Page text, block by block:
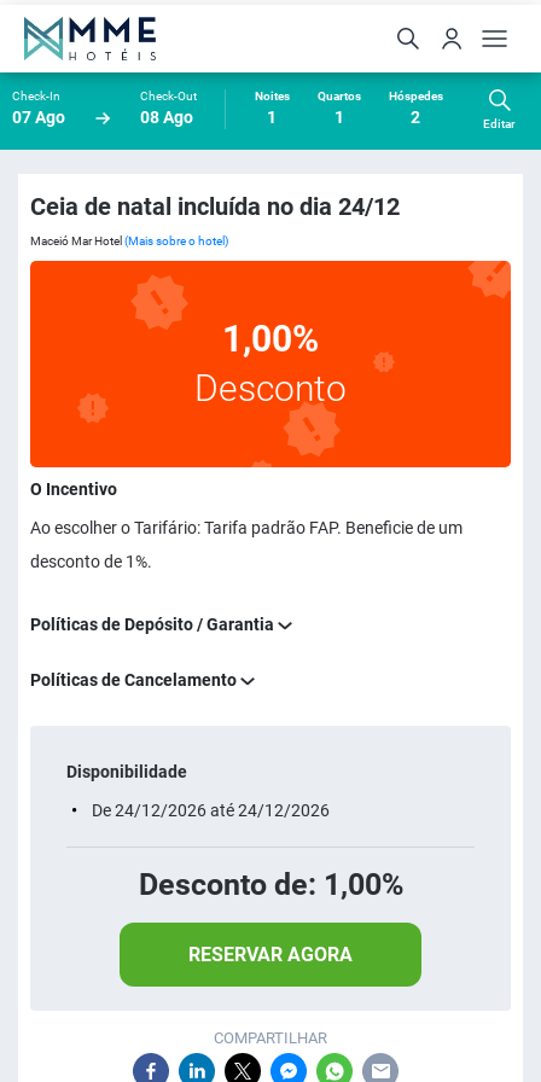
Check-In
07 Ago
Check-Out
08 Ago
Noites
1
Quartos
1
Hóspedes
2 Editar
Ceia de natal incluída no dia 24/12
Maceió Mar Hotel (Mais sobre o hotel)
1,00%
Desconto
O Incentivo
Ao escolher o Tarifário: Tarifa padrão FAP. Beneficie de um
desconto de 1%.
Políticas de Depósito / Garantia
Políticas de Cancelamento
Disponibilidade
De 24/12/2026 até 24/12/2026
Desconto de: 1,00%
RESERVAR AGORA
COMPARTILHAR